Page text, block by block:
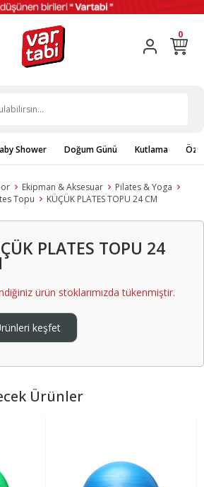
0
Shower Doğum Günü Kutlama
Ekipman & Aksesuar
Pilates & Yoga
Topu KÜÇÜK PLATES TOPU 24 CM
PLATES TOPU 24
ürün stoklarımızda tükenmiştir.
keşfet
Ürünler